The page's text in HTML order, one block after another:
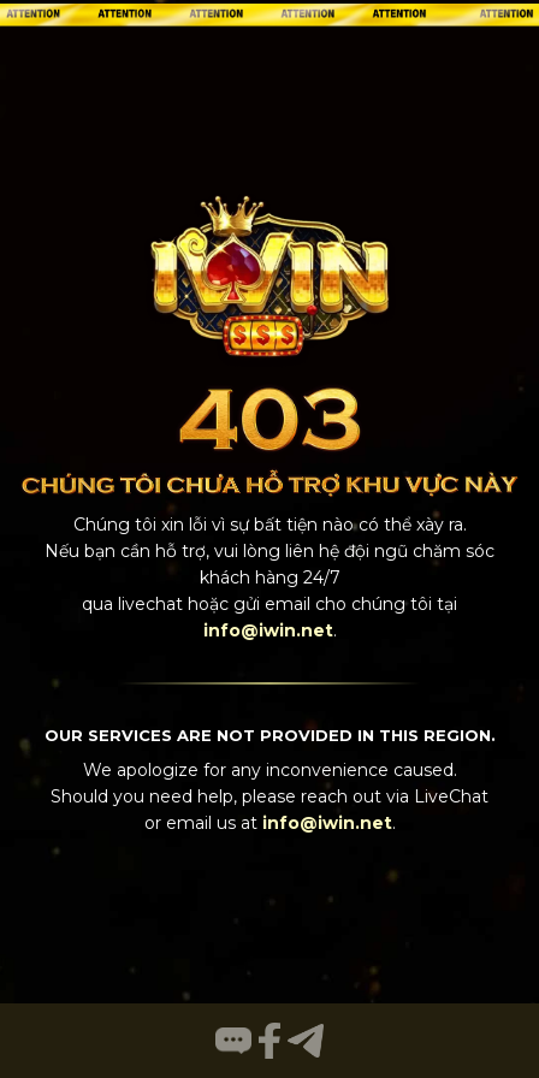
Chúng tôi xin lỗi vì sự bất tiện nào có thể xày ra.
Nếu bạn cần hỗ trợ, vui lòng liên hệ đội ngũ chăm sóc
khách hàng 24/7
qua livechat hoặc gửi email cho chúng tôi tại
info@iwin.net.
OUR SERVICES ARE NOT PROVIDED IN THIS REGION.
We apologize for any inconvenience caused.
Should you need help, please reach out via LiveChat
or email us at info@iwin.net.